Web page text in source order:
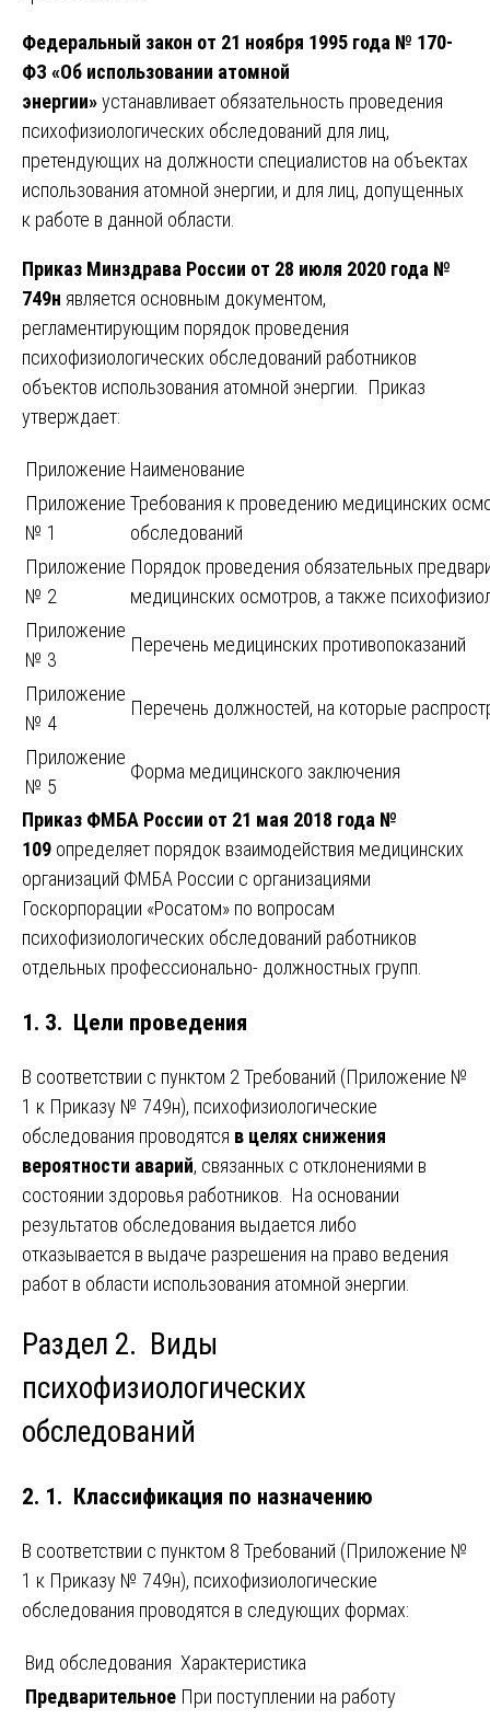
Федеральный закон от 21 ноября 1995 года № 170-
ФЗ «Об использовании атомной
энергии»устанавливает обязательность проведения
психофизиологических обследований для лиц,
претендующих на должности специалистов на объектах
использования атомной энергии, и для лиц, допущенных
к работе в данной области.
Приказ Минздрава России от 28 июля 2020 года №
749н является основным документом,
регламентирующим порядок проведения
психофизиологических обследований работников
объектов использования атомной энергии. Приказ
утверждает:
Приложение Наименование
Приложение
№ 1
Требования к проведению медицинских
обследований
Приложение
№ 2
Порядок проведения обязательных
медицинских осмотров, а также
Приложение
№ 3
Перечень медицинских противопоказаний
Приложение
№ 4
Перечень должностей, на которые
Приложение
№ 5
Форма медицинского заключения
Приказ ФМБА России от 21 мая 2018 года №
109 определяет порядок взаимодействия медицинских
организаций ФМБА России с организациями
Госкорпорации «Росатом» по вопросам
психофизиологических обследований работников
отдельных профессионально- должностных групп.
1. 3. Цели проведения
В соответствии с пунктом 2 Требований (Приложение №
1 к Приказу № 749н), психофизиологические
обследования проводятся в целях снижения
вероятности аварий, связанных с отклонениями в
состоянии здоровья работников. На основании
результатов обследования выдается либо
отказывается в выдаче разрешения на право ведения
работ в области использования атомной энергии.
Раздел 2. Виды
психофизиологических
обследований
2. 1. Классификация по назначению
В соответствии с пунктом 8 Требований (Приложение №
1 к Приказу № 749н), психофизиологические
обследования проводятся в следующих формах:
Вид обследования Характеристика
Предварительное При поступлении на работу